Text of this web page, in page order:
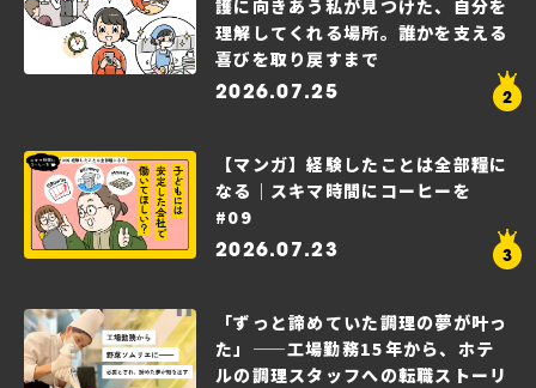
護に向きあう私が見つけた、自分を
理解してくれる場所。誰かを支える
喜びを取り戻すまで
2026.07.25
【マンガ】経験したことは全部糧に
なる｜スキマ時間にコーヒーを
#09
2026.07.23
「ずっと諦めていた調理の夢が叶っ
た」——工場勤務15年から、ホテ
ルの調理スタッフへの転職ストーリ